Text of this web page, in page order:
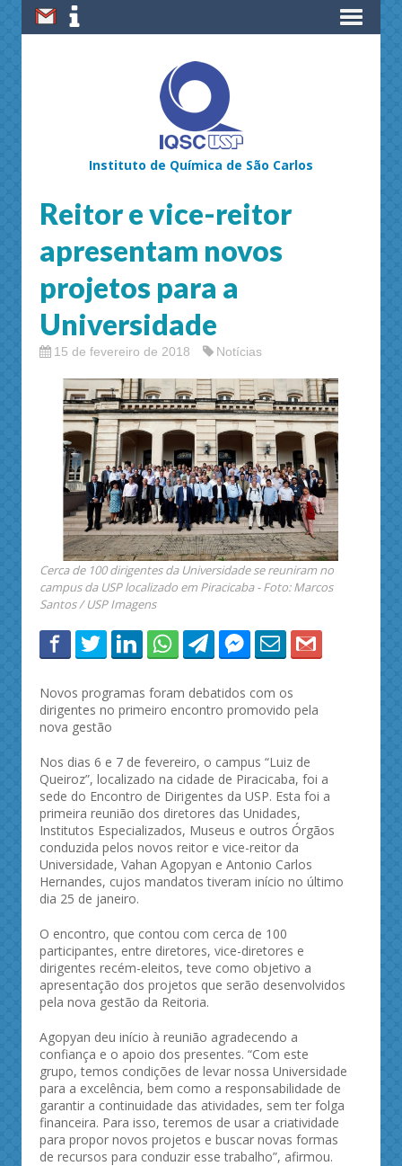
Instituto de Química de São Carlos
Reitor e vice-reitor
apresentam novos
projetos para a
Universidade
15 de fevereiro de 2018 Notícias
Cerca de 100 dirigentes da Universidade se reuniram no
campus da USP localizado em Piracicaba - Foto: Marcos
Santos / USP Imagens
Novos programas foram debatidos com os
dirigentes no primeiro encontro promovido pela
nova gestão
Nos dias 6 e 7 de fevereiro, o campus “Luiz de
Queiroz”, localizado na cidade de Piracicaba, foi a
sede do Encontro de Dirigentes da USP. Esta foi a
primeira reunião dos diretores das Unidades,
Institutos Especializados, Museus e outros Órgãos
conduzida pelos novos reitor e vice-reitor da
Universidade, Vahan Agopyan e Antonio Carlos
Hernandes, cujos mandatos tiveram início no último
dia 25 de janeiro.
O encontro, que contou com cerca de 100
participantes, entre diretores, vice-diretores e
dirigentes recém-eleitos, teve como objetivo a
apresentação dos projetos que serão desenvolvidos
pela nova gestão da Reitoria.
Agopyan deu início à reunião agradecendo a
confiança e o apoio dos presentes. “Com este
grupo, temos condições de levar nossa Universidade
para a excelência, bem como a responsabilidade de
garantir a continuidade das atividades, sem ter folga
financeira. Para isso, teremos de usar a criatividade
para propor novos projetos e buscar novas formas
de recursos para conduzir esse trabalho”, afirmou.